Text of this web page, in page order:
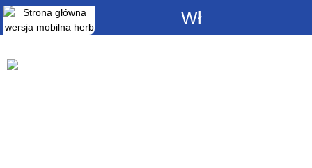
Włącz
powiadomienia